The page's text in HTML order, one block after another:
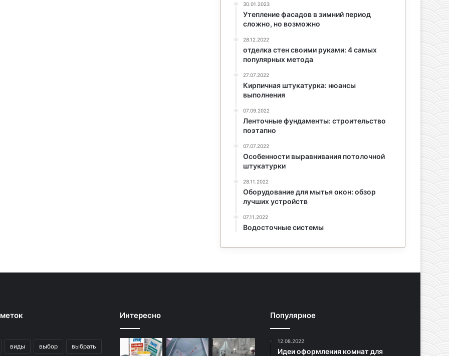
30.01.2023
Утепление фасадов в зимний период
сложно, но возможно
28.12.2022
отделка стен своими руками: 4 самых
популярных метода
27.07.2022
Кирпичная штукатурка: нюансы
выполнения
07.09.2022
Ленточные фундаменты: строительство
поэтапно
07.07.2022
Особенности выравнивания потолочной
штукатурки
28.11.2022
Оборудование для мытья окон: обзор
лучших устройств
07.11.2022
Водосточные системы
виды выбор выбрать
Интересно Популярное
12.08.2022
Идеи оформления комнат для